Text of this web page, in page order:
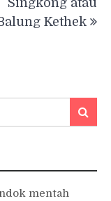
Singkong atau
Kethek
Search
mentah